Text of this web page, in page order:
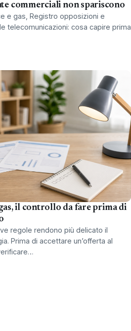
commerciali non spariscono
e gas, Registro opposizioni e
telecomunicazioni: cosa capire prima
il controllo da fare prima di
regole rendono più delicato il
Prima di accettare un’offerta al